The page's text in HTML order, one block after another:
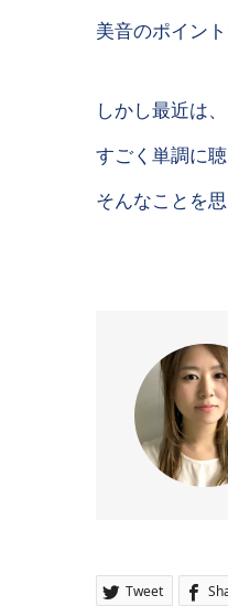
美音のポイント
しかし最近は
すごく単調に
そんなことを
Tweet